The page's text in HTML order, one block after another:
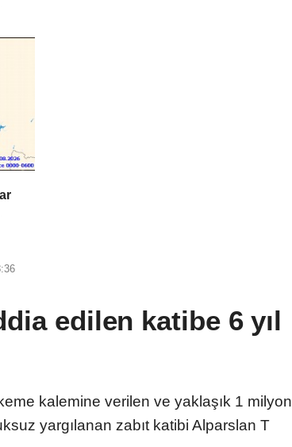
edilen katibe 6 yıl
kalemine verilen ve yaklaşık 1 milyon
yargılanan zabıt katibi Alparslan T